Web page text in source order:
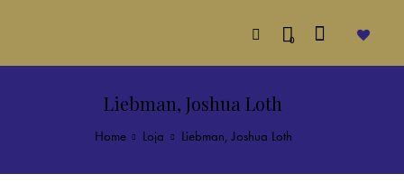
0
Liebman, Joshua Loth
Home Loja Liebman, Joshua Loth